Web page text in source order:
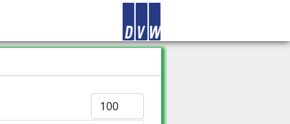
Anzeige #